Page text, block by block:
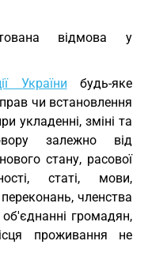
відмова у
України будь-яке
чи встановлення
укладенні, зміні та
залежно від
стану, расової
статі, мови,
переконань, членства
об'єднанні громадян,
проживання не